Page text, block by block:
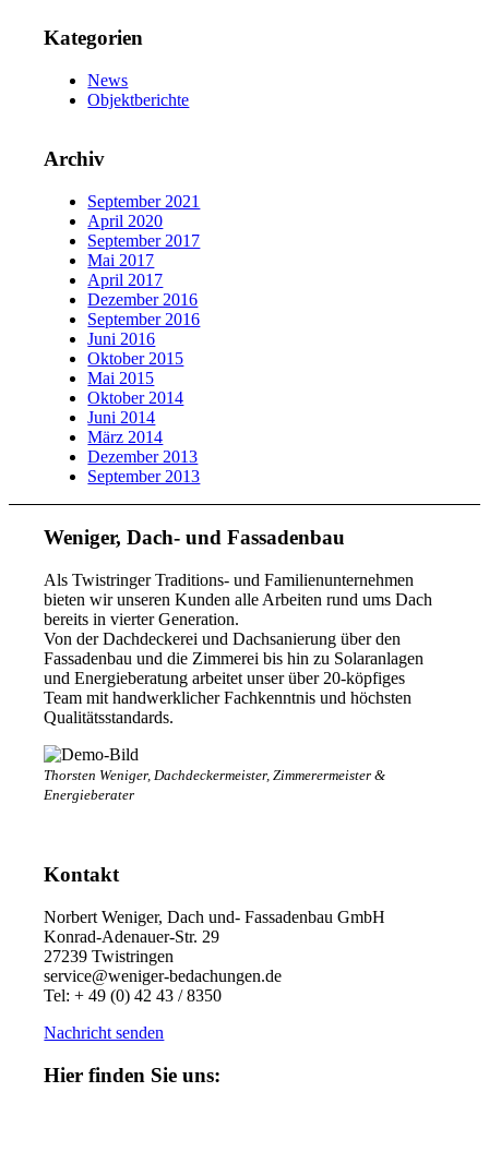
Kategorien
News
Objektberichte
Archiv
September 2021
April 2020
September 2017
Mai 2017
April 2017
Dezember 2016
September 2016
Juni 2016
Oktober 2015
Mai 2015
Oktober 2014
Juni 2014
März 2014
Dezember 2013
September 2013
Weniger, Dach- und Fassadenbau
Als Twistringer Traditions- und Familienunternehmen
bieten wir unseren Kunden alle Arbeiten rund ums Dach
bereits in vierter Generation.
Von der Dachdeckerei und Dachsanierung über den
Fassadenbau und die Zimmerei bis hin zu Solaranlagen
und Energieberatung arbeitet unser über 20-köpfiges
Team mit handwerklicher Fachkenntnis und höchsten
Qualitätsstandards.
Thorsten Weniger, Dachdeckermeister, Zimmerermeister &
Energieberater
Kontakt
Norbert Weniger, Dach und- Fassadenbau GmbH
Konrad-Adenauer-Str. 29
27239 Twistringen
service@weniger-bedachungen.de
Tel: + 49 (0) 42 43 / 8350
Nachricht senden
Hier finden Sie uns: